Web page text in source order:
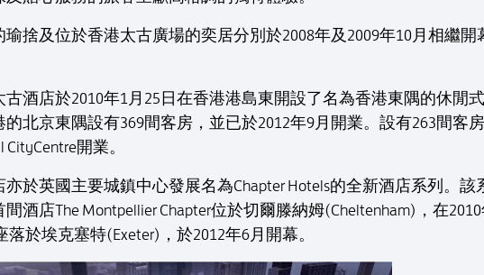
瑜捨及位於香港太古廣場的奕居分別於2008年及2009年10月相繼
古酒店於2010年1月25日在香港港島東開設了名為香港東隅的休閒
的北京東隅設有369間客房，並已於2012年9月開業。設有263間客
CityCentre開業。
亦於英國主要城鎮中心發展名為Chapter Hotels的全新酒店系列。
酒店The Montpellier Chapter位於切爾滕納姆(Cheltenham)，在
落於埃克塞特(Exeter)，於2012年6月開幕。